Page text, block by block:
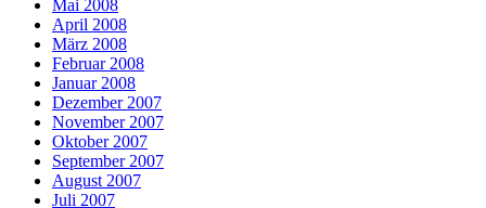
Mai 2008
April 2008
März 2008
Februar 2008
Januar 2008
Dezember 2007
November 2007
Oktober 2007
September 2007
August 2007
Juli 2007